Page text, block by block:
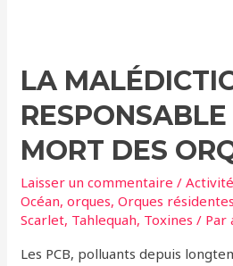
LA
MORT DES
Laisser un commentaire /
Océan,orques,Orques
Scarlet, Tahlequah, Toxines / Par
Les PCB, polluants depuis